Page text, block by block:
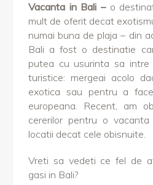
Vacanta in Bali – o
mult de oferit decat
numai buna de plaja – din
Bali a fost o destinatie
putea cu usurinta sa intre
turistice: mergeai acolo
exotica sau pentru a
europeana. Recent, am
cererilor pentru o
locatii decat cele obisnuite.
Vreti sa vedeti ce fel de
gasi in Bali?